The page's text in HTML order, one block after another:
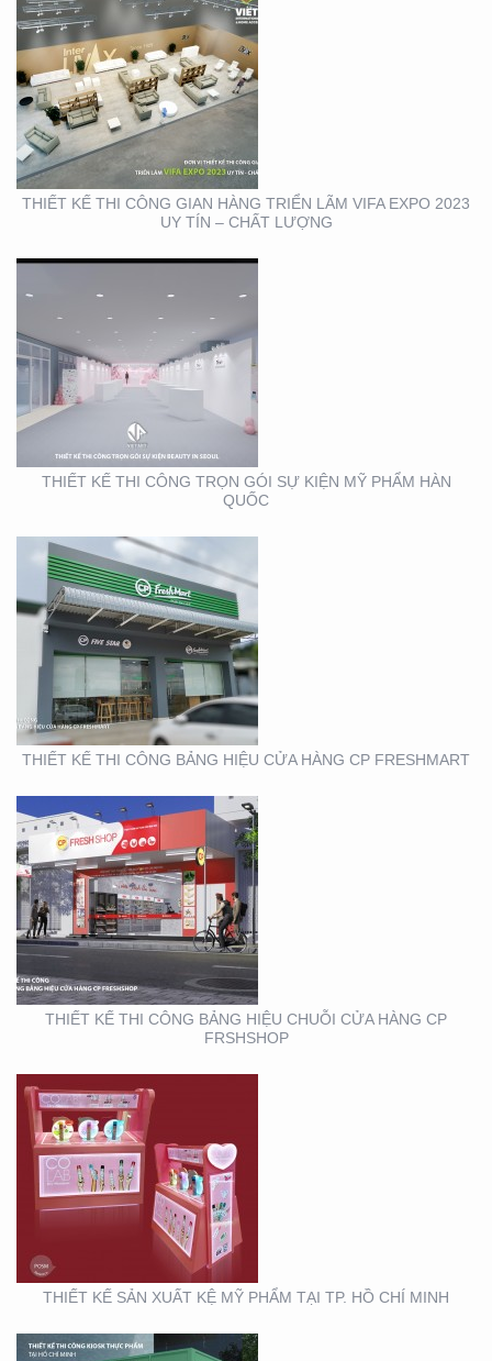
THIẾT KẾ THI CÔNG GIAN HÀNG TRIỂN LÃM VIFA EXPO 2023
UY TÍN – CHẤT LƯỢNG
THIẾT KẾ THI CÔNG
TRỌN GÓI SỰ KIỆN MỸ
PHẨM HÀN QUỐC
THIẾT KẾ THI CÔNG TRỌN GÓI SỰ KIỆN MỸ PHẨM HÀN
QUỐC
THIẾT KẾ THI CÔNG
BẢNG HIỆU CỬA HÀNG
CP FRESHMART
THIẾT KẾ THI CÔNG BẢNG HIỆU CỬA HÀNG CP FRESHMART
THIẾT KẾ THI CÔNG
BẢNG HIỆU CHUỖI CỬA
HÀNG CP FRSHSHOP
THIẾT KẾ THI CÔNG BẢNG HIỆU CHUỖI CỬA HÀNG CP
FRSHSHOP
THIẾT KẾ SẢN XUẤT KỆ
MỸ PHẨM TẠI TP. HỒ
CHÍ MINH
THIẾT KẾ SẢN XUẤT KỆ MỸ PHẨM TẠI TP. HỒ CHÍ MINH
THIẾT KẾ THI CÔNG
KIOSK THỰC PHẨM TẠI
TP. HỒ CHÍ MINH